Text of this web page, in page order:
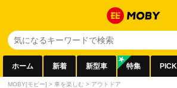
ホーム 新着 新型車 特集
MOBY[モビー] > 車を楽しむ > アウトドア